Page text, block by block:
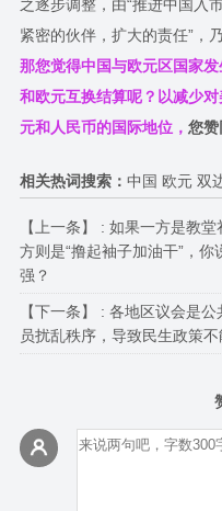
之逐步调整，由“推进中国入
紧密的伙伴，扩大的责任”，
那您觉得中国与欧元区国家
和欧元互换结算呢？以减少
元和人民币的国际地位， 您赞
相关热词搜索： 中国 欧元 双
【上一条】 : 如果一方是教堂
方则是“撸起袖子加油干”，
强？
【下一条】 : 各地区议会是公
员扰乱秩序，导致民生政策